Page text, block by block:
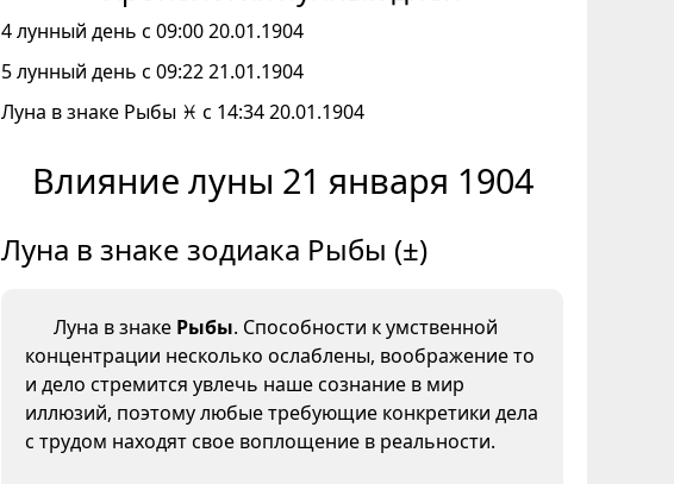
4 лунный день с 09:00 20.01.1904
5 лунный день с 09:22 21.01.1904
Луна в знаке Рыбы ♓ с 14:34 20.01.1904
Влияние луны 21 января 1904
Луна в знаке зодиака Рыбы (±)
Луна в знаке Рыбы. Способности к умственной
концентрации несколько ослаблены, воображение то
и дело стремится увлечь наше сознание в мир
иллюзий, поэтому любые требующие конкретики дела
с трудом находят свое воплощение в реальности.